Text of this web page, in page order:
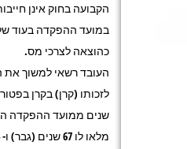
הקבועה בחוק אינן
במועד ההפקדה בעוד
כהוצאה לצרכי מס.
העובד רשאי למשוך את
שנים ממועד ההפקדה